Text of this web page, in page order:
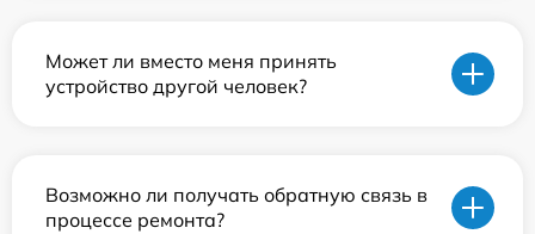
Может ли вместо меня принять
устройство другой человек?
Возможно ли получать обратную связь в
процессе ремонта?